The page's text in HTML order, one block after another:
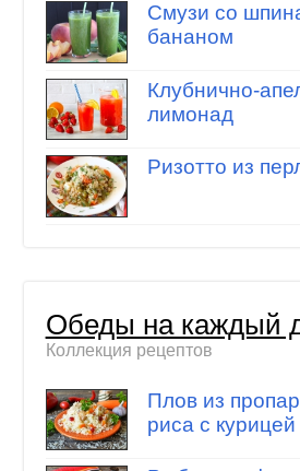
Смузи со
бананом
Клубнично-
лимонад
Ризотто из
Обеды на каждый
Коллекция рецептов
Плов из
риса с курицей